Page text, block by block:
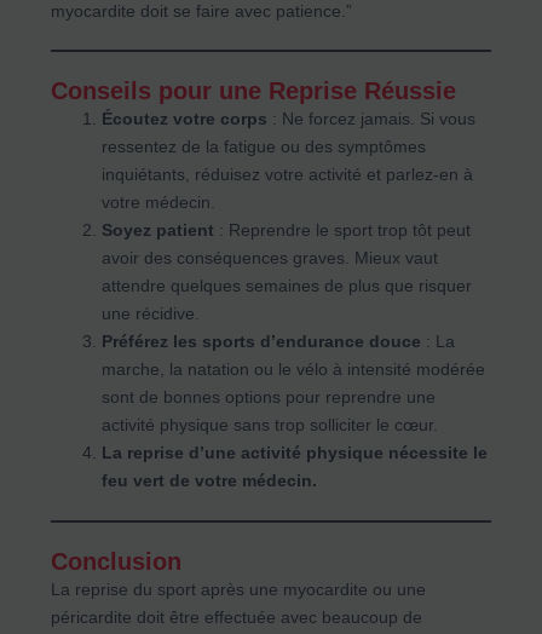
myocardite doit se faire avec patience.”
Conseils pour une Reprise Réussie
Écoutez votre corps : Ne forcez jamais. Si vous
ressentez de la fatigue ou des symptômes
inquiétants, réduisez votre activité et parlez-en à
votre médecin.
Soyez patient : Reprendre le sport trop tôt peut
avoir des conséquences graves. Mieux vaut
attendre quelques semaines de plus que risquer
une récidive.
Préférez les sports d’endurance douce : La
marche, la natation ou le vélo à intensité modérée
sont de bonnes options pour reprendre une
activité physique sans trop solliciter le cœur.
La reprise d’une activité physique nécessite le
feu vert de votre médecin.
Conclusion
La reprise du sport après une myocardite ou une
péricardite doit être effectuée avec beaucoup de